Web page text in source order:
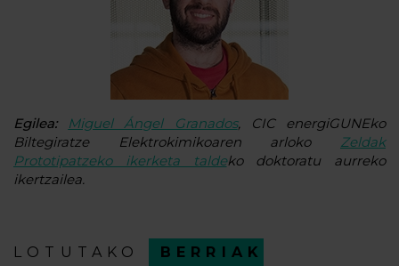
Egilea: Miguel Ángel Granados, CIC energiGUNEko
Biltegiratze Elektrokimikoaren arloko Zeldak
Prototipatzeko ikerketa taldeko doktoratu aurreko
ikertzailea.
LOTUTAKO BERRIAK